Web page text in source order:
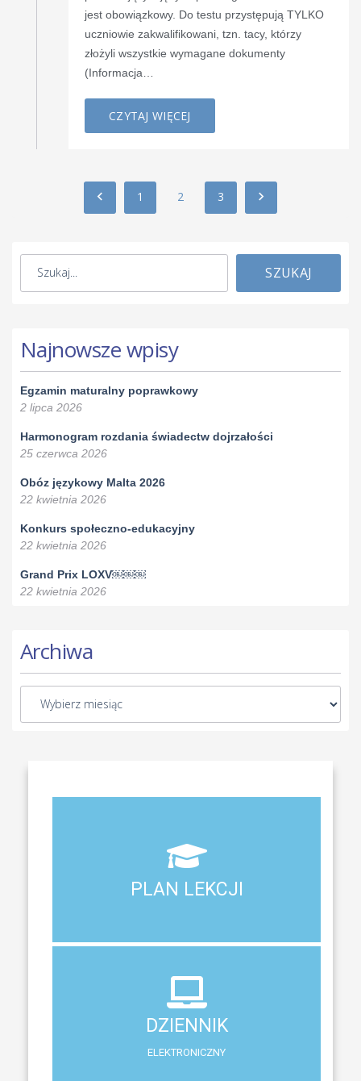
jest obowiązkowy. Do testu przystępują TYLKO
uczniowie zakwalifikowani, tzn. tacy, którzy
złożyli wszystkie wymagane dokumenty
(Informacja…
CZYTAJ WIĘCEJ
1 2 3
SZUKAJ
Najnowsze wpisy
Egzamin maturalny poprawkowy
2 lipca 2026
Harmonogram rozdania świadectw dojrzałości
25 czerwca 2026
Obóz językowy Malta 2026
22 kwietnia 2026
Konkurs społeczno-edukacyjny
22 kwietnia 2026
Grand Prix LOXV￼￼￼
22 kwietnia 2026
Archiwa
PLAN LEKCJI
PLAN LEKCJI
DZIENNIK
ELEKTRONICZNY
DZIENNIK
ELEKTRONICZNY
System zewnętrzny do śledzenia postępów w nauce